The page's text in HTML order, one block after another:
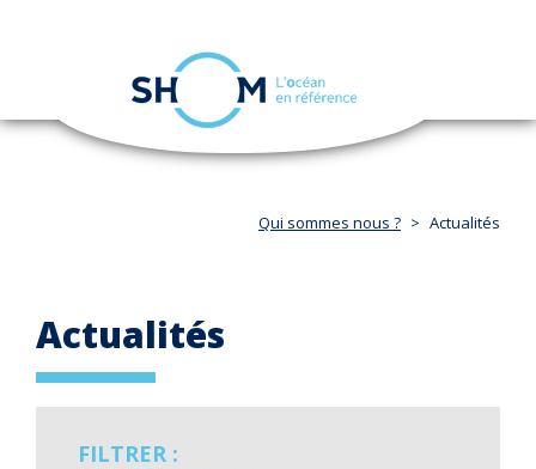
Aller
navigation
Qui sommes nous ? Actualités
Actualités
FILTRER :